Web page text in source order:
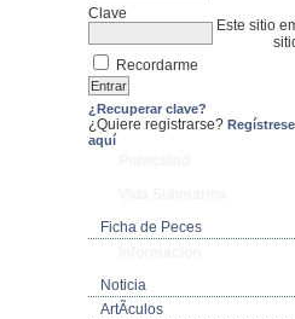
Este sitio
Clave
Recordarme
¿Recuperar clave?
¿Quiere registrarse? Regístrese
aquí
Ficha de Peces
Noticia
ArtÃ­culos